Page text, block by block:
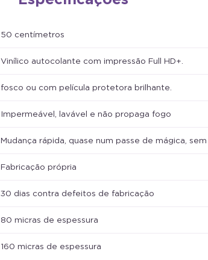
50 centímetros
Vinílico autocolante com impressão Full HD+.
fosco ou com película protetora brilhante.
Impermeável, lavável e não propaga fogo
Mudança rápida, quase num passe de mágica,
Fabricação própria
30 dias contra defeitos de fabricação
80 micras de espessura
160 micras de espessura